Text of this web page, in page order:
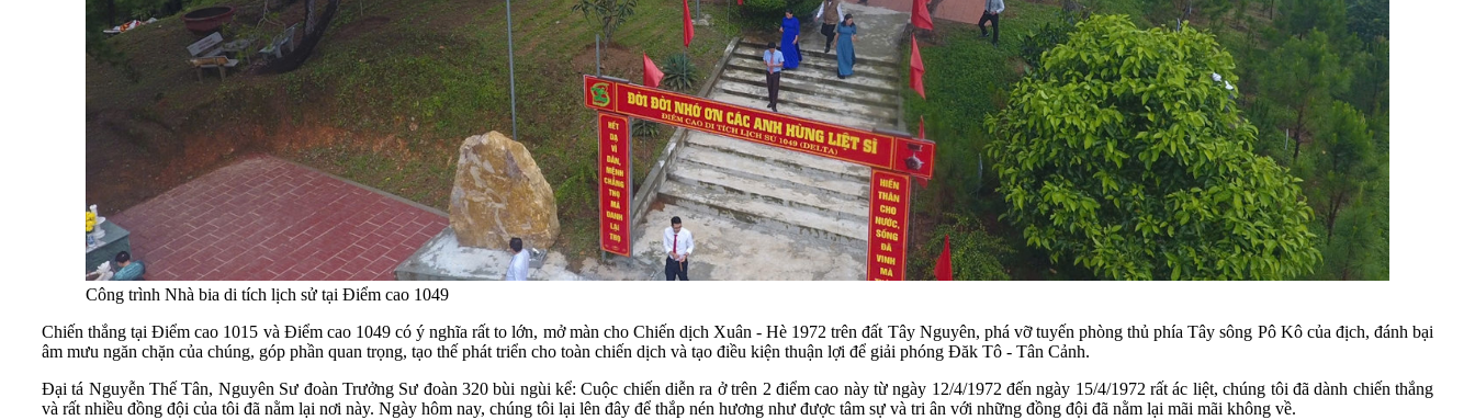
Công trình Nhà bia di tích lịch sử tại Điểm cao 1049
Chiến thắng tại Điểm cao 1015 và Điểm cao 1049 có ý nghĩa rất to lớn, mở màn cho Chiến dịch Xuân - Hè 1972 trên đất Tây Nguyên, phá vỡ tuyến phòng thủ phía Tây sông Pô Kô của địch, đánh bại
âm mưu ngăn chặn của chúng, góp phần quan trọng, tạo thế phát triển cho toàn chiến dịch và tạo điều kiện thuận lợi để giải phóng Đăk Tô - Tân Cảnh.
Đại tá Nguyễn Thế Tân, Nguyên Sư đoàn Trưởng Sư đoàn 320 bùi ngùi kể: Cuộc chiến diễn ra ở trên 2 điểm cao này từ ngày 12/4/1972 đến ngày 15/4/1972 rất ác liệt, chúng tôi đã dành chiến thắng
và rất nhiều đồng đội của tôi đã nằm lại nơi này. Ngày hôm nay, chúng tôi lại lên đây để thắp nén hương như được tâm sự và tri ân với những đồng đội đã nằm lại mãi mãi không về.